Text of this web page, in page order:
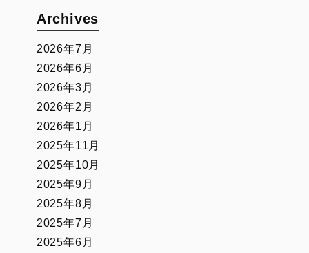
Archives
2026年7月
2026年6月
2026年3月
2026年2月
2026年1月
2025年11月
2025年10月
2025年9月
2025年8月
2025年7月
2025年6月